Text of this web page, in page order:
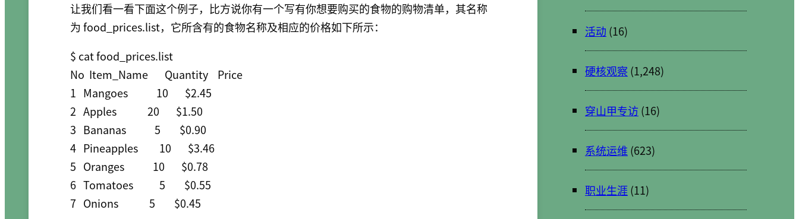
让我们看一看下面这个例子，比方说你有一个写有你想要购买的食物的购物清单，其名称
为 food_prices.list，它所含有的食物名称及相应的价格如下所示：
$ cat food_prices.list
No  Item_Name       Quantity    Price
1   Mangoes            10       $2.45
2   Apples             20       $1.50
3   Bananas            5        $0.90
4   Pineapples         10       $3.46
5   Oranges            10       $0.78
6   Tomatoes           5        $0.55
活动 (16)
硬核观察 (1,248)
穿山甲专访(16)
系统运维(623)
职业生涯(11)